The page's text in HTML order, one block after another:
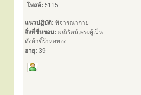
โพสต์: 5115
แนวปฏิบัติ: พิจารณากาย
สิ่งที่ชื่นชอบ: มณีรัตน์,พระผู้เป็น
ดั่งผ้าขี้ร้วห่อทอง
อายุ: 39